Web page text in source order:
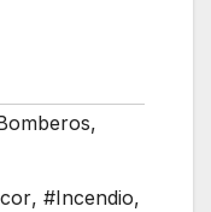
,
, #Incendio,